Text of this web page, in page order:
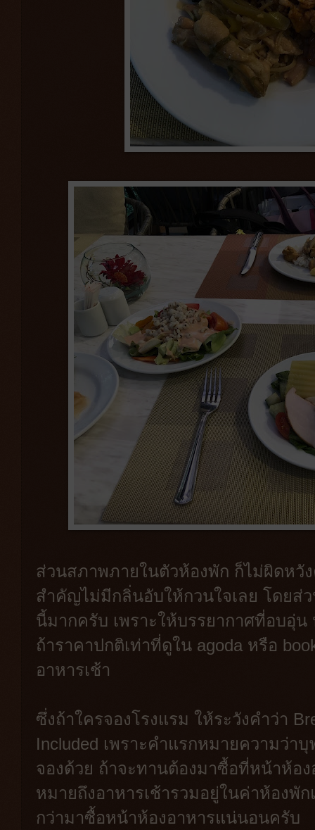
ส่วนสภาพภายในตัวห้องพัก ก็ไม่ผิดหวั
สำคัญไม่มีกลิ่นอับให้กวนใจเลย โดยส่
นี้มากครับ เพราะให้บรรยากาศที่อบอุ่
ถ้าราคาปกติเท่าที่ดูใน agoda หรือ
อาหารเช้า
ซึ่งถ้าใครจองโรงแรม ให้ระวังคำว่า
Included เพราะคำแรกหมายความว่า
จองด้วย ถ้าจะทานต้องมาซื้อที่หน้าห้อ
หมายถึงอาหารเช้ารวมอยู่ในค่าห้องพั
กว่ามาซื้อหน้าห้องอาหารแน่นอนครับ